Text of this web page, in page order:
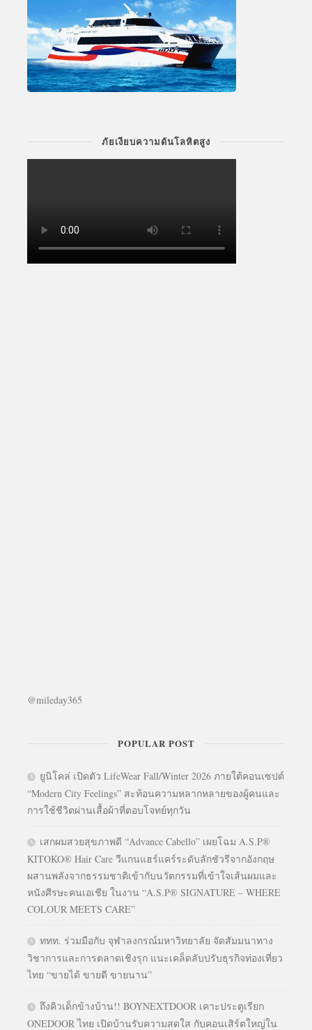
ภัยเงียบความดันโลหิตสูง
@mileday365
POPULAR POST
ยูนิโคล่ เปิดตัว LifeWear Fall/Winter 2026 ภายใต้คอนเซปต์
“Modern City Feelings” สะท้อนความหลากหลายของผู้คนและ
การใช้ชีวิตผ่านเสื้อผ้าที่ตอบโจทย์ทุกวัน
เสกผมสวยสุขภาพดี “Advance Cabello” เผยโฉม A.S.P®
KITOKO® Hair Care วีแกนแฮร์แคร์ระดับลักชัวรีจากอังกฤษ
ผสานพลังจากธรรมชาติเข้ากับนวัตกรรมที่เข้าใจเส้นผมและ
หนังศีรษะคนเอเชีย ในงาน “A.S.P® SIGNATURE – WHERE
COLOUR MEETS CARE”
ททท. ร่วมมือกับ จุฬาลงกรณ์มหาวิทยาลัย จัดสัมมนาทาง
วิชาการและการตลาดเชิงรุก แนะเคล็ดลับปรับธุรกิจท่องเที่ยว
ไทย “ขายได้ ขายดี ขายนาน”
ถึงคิวเด็กข้างบ้าน!! BOYNEXTDOOR เคาะประตูเรียก
ONEDOOR ไทย เปิดบ้านรับความสดใส กับคอนเสิร์ตใหญ่ใน